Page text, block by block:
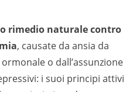
rimedio naturale contro
, causate da ansia da
o dall’assunzione
i suoi principi attivi